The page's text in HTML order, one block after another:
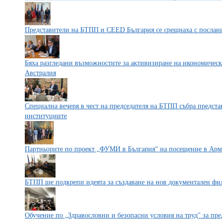
Представители на БТПП и CEED България се срещнаха с
Бяха разгледани възможностите за активизиране на
Австралия
Специална вечеря в чест на председателя на БТПП събра
институциите
Партньорите по проект „ФУМИ в България“ на посещение в
БТПП ще подкрепи идеята за създаване на нов документален
Обучение по „Здравословни и безопасни условия на труд" за